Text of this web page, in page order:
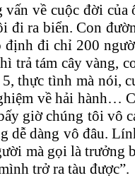
vấn về cuộc đời
đi ra biển. Con
định đi chỉ 200
trả tám cây vàng,
thực tình mà nói,
về hải hành…
giờ chúng tôi vô
dễ dàng vô đâu.
mà gọi là trưởng
trở ra tàu được”.